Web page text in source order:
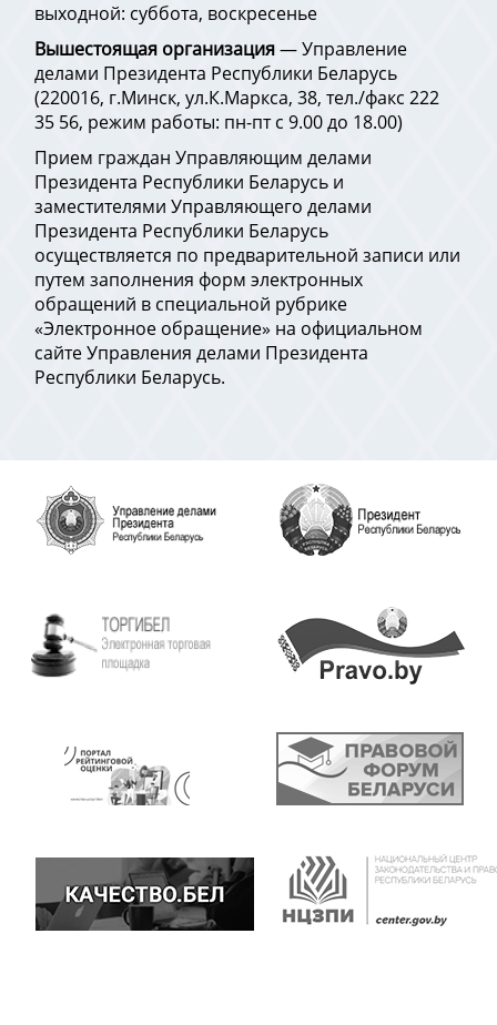
выходной: суббота, воскресенье
Вышестоящая организация— Управление
делами Президента Республики Беларусь
(220016, г.Минск, ул.К.Маркса, 38, тел./факс 222
35 56, режим работы: пн-пт с 9.00 до 18.00)
Прием граждан Управляющим делами
Президента Республики Беларусь и
заместителями Управляющего делами
Президента Республики Беларусь
осуществляется по предварительной записи или
путем заполнения форм электронных
обращений в специальной рубрике
«Электронное обращение» на официальном
сайте Управления делами Президента
Республики Беларусь.